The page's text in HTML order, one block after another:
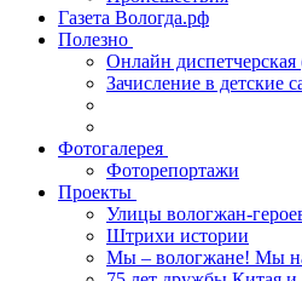
Газета Вологда.рф
Полезно
Онлайн
Зачисление в детские
Фотогалерея
Фоторепортажи
Проекты
Улицы вологжан-
Штрихи истории
Мы – вологжане! Мы